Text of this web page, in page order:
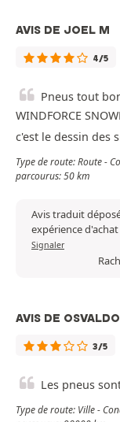
AVIS DE JOEL M
4/5
Pneus tout
WINDFORCE
c'est le dessin des
Type de route: Route -
parcourus: 50 km
Avis traduit
expérience
Signaler
AVIS DE
3/5
Les pneus
Type de route: Ville -